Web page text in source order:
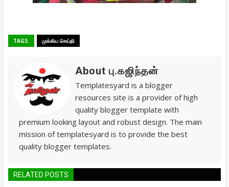
TAGS: முக்கிய செய்தி
About பு.கஜிந்தன்
Templatesyard is a blogger
resources site is a provider of high
quality blogger template with
premium looking layout and robust design. The main
mission of templatesyard is to provide the best
quality blogger templates.
RELATED POSTS